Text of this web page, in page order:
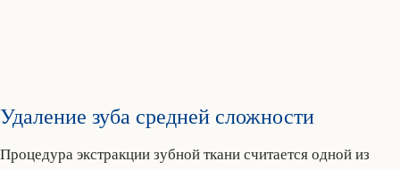
Удаление зуба средней сложности
Процедура экстракции зубной ткани считается одной из